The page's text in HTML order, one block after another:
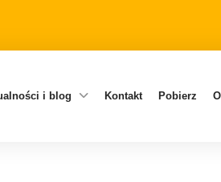
i blog Kontakt Pobierz